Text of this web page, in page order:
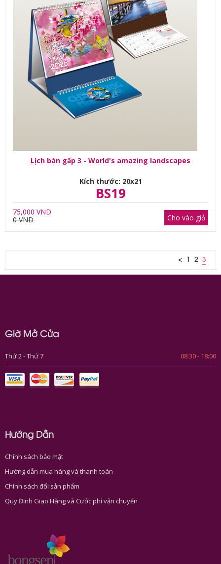
Lịch bàn gấp 3 - World's amazing landscapes
Kích thước: 20x21
BS19
75,000 VND
0 VND
Cho vào giỏ
< 1 2 3
Giờ Mở Cửa
Thứ 2 - Thứ 7 08:30 - 18:00
Hướng Dẫn
Chính sách bảo mật
Hướng dẫn mua hàng và thanh toán
Chính sách đổi sản phẩm
Quy Định Giao Hàng và Cước phí vận chuyển